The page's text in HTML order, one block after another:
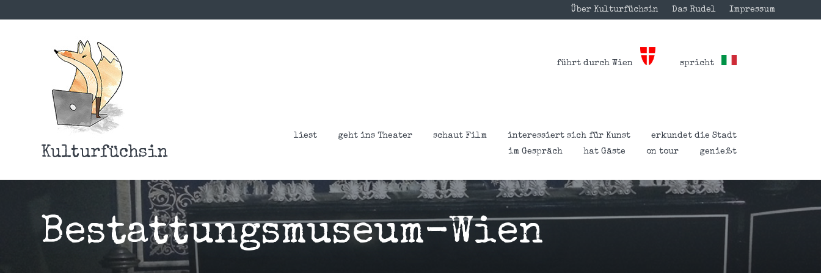
Über Kulturfüchsin Das Rudel Impressum
Kulturfüchsin
führt durch Wien spricht
liest geht ins Theater schaut Film interessiert sich für Kunst
erkundet die Stadt
im Gespräch
hat Gäste on tour genießt
Bestattungsmuseum-Wien